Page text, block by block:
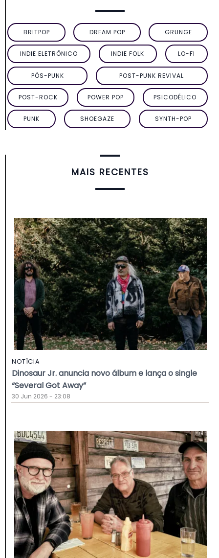
BRITPOP DREAM POP GRUNGE
INDIE ELETRÔNICO INDIE FOLK LO-FI
PÓS-PUNK POST-PUNK REVIVAL
POST-ROCK POWER POP PSICODÉLICO
PUNK SHOEGAZE SYNTH-POP
MAIS RECENTES
NOTÍCIA
Dinosaur Jr. anuncia novo álbum e lança o single
“Several Got Away”
30 Jun 2026 - 23:08